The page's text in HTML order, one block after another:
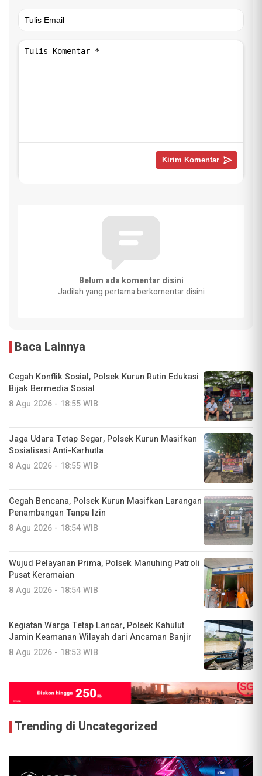
Belum ada komentar disini
Jadilah yang pertama berkomentar disini
Baca Lainnya
Cegah Konflik Sosial, Polsek Kurun Rutin Edukasi
Bijak Bermedia Sosial
8 Agu 2026 - 18:55 WIB
Jaga Udara Tetap Segar, Polsek Kurun Masifkan
Sosialisasi Anti-Karhutla
8 Agu 2026 - 18:55 WIB
Cegah Bencana, Polsek Kurun Masifkan Larangan
Penambangan Tanpa Izin
8 Agu 2026 - 18:54 WIB
Wujud Pelayanan Prima, Polsek Manuhing Patroli
Pusat Keramaian
8 Agu 2026 - 18:54 WIB
Kegiatan Warga Tetap Lancar, Polsek Kahulut
Jamin Keamanan Wilayah dari Ancaman Banjir
8 Agu 2026 - 18:53 WIB
Trending di Uncategorized